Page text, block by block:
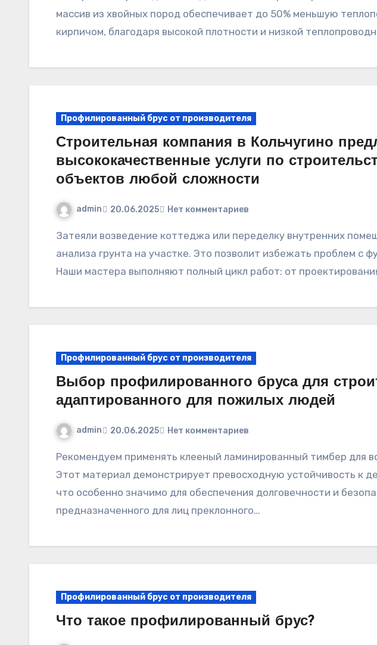
массив из хвойных пород обеспечивает до 50% меньшую
кирпичом, благодаря высокой плотности и низкой
Профилированный брус от производителя
Строительная компания в Кольчугино
высококачественные услуги по
объектов любой сложности
admin 20.06.2025 Нет комментариев
Затеяли возведение коттеджа или переделку внутренних помещений? Начните с
анализа грунта на участке. Это позволит избежать проблем с
Наши мастера выполняют полный цикл работ: от
Профилированный брус от производителя
Выбор профилированного бруса для
адаптированного для пожилых людей
admin 20.06.2025 Нет комментариев
Рекомендуем применять клееный ламинированный тимбер для возведения резиденции.
Этот материал демонстрирует превосходную устойчивость к
что особенно значимо для обеспечения долговечности и
предназначенного для лиц преклонного…
Профилированный брус от производителя
Что такое профилированный брус?